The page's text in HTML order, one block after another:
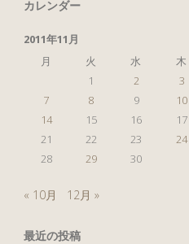
カレンダー
2011年11月
月
火 水 木
1
2 3
7
8 9 10
14
15 16 17
21
22 23 24
28
29 30
« 10月 12月 »
最近の投稿